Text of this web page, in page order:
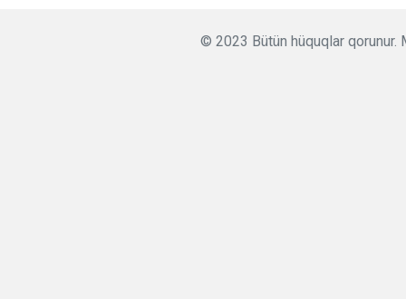
© 2023 Bütün hüquqlar qorunur.